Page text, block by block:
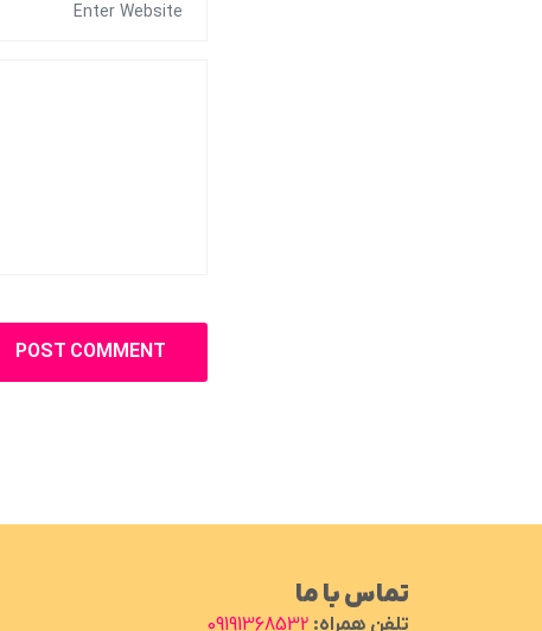
تماس با ما
تلفن همراه: 09191368532